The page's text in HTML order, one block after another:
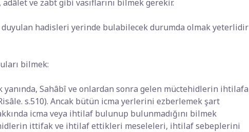
ve zabt gibi vasıflarını bilmek gerekir.
hadisleri yerinde bulabilecek durumda olmak yeterlidir
bilmek:
Sahâbî ve onlardan sonra gelen müctehidlerin ihtilafa
s.510). Ancak bütün icma yerlerini ezberlemek şart
icma veya ihtilaf bulunup bulunmadığını bilmek
ittifak ve ihtilaf ettikleri meseleleri, ihtilaf sebeplerini